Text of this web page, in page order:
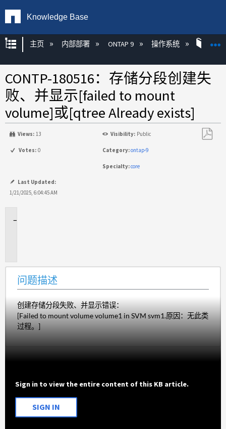
Knowledge Base
扩展/隐缩全局层次
主页 内部部署 ONTAP 9 操作系统 FS
CONTP-180516：存储分段创建失
败、并显示[failed to mount
volume]或[qtree Already exists]
Views: 13 Visibility: Public
Votes: 0 Category:ontap-9
Specialty:core
Last Updated:
1/21/2025, 6:04:45 AM
问题描述
创建存储分段失败、并显示错误：
[Failed to mount volume volume1 in SVM svm1.原因：无此类
过程。]
Sign in to view the entire content of this KB article.
SIGN IN